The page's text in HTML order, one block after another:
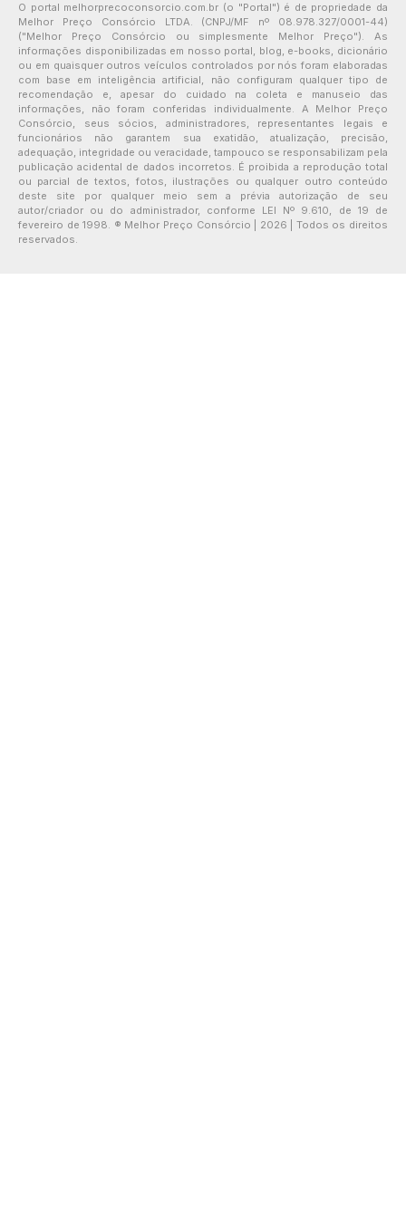
O portal melhorprecoconsorcio.com.br (o "Portal") é de propriedade da
Melhor Preço Consórcio LTDA. (CNPJ/MF nº 08.978.327/0001-44)
("Melhor Preço Consórcio ou simplesmente Melhor Preço"). As
informações disponibilizadas em nosso portal, blog, e-books, dicionário
ou em quaisquer outros veículos controlados por nós foram elaboradas
com base em inteligência artificial, não configuram qualquer tipo de
recomendação e, apesar do cuidado na coleta e manuseio das
informações, não foram conferidas individualmente. A Melhor Preço
Consórcio, seus sócios, administradores, representantes legais e
funcionários não garantem sua exatidão, atualização, precisão,
adequação, integridade ou veracidade, tampouco se responsabilizam pela
publicação acidental de dados incorretos. É proibida a reprodução total
ou parcial de textos, fotos, ilustrações ou qualquer outro conteúdo
deste site por qualquer meio sem a prévia autorização de seu
autor/criador ou do administrador, conforme LEI Nº 9.610, de 19 de
fevereiro de 1998. ® Melhor Preço Consórcio | 2026 | Todos os direitos
reservados.